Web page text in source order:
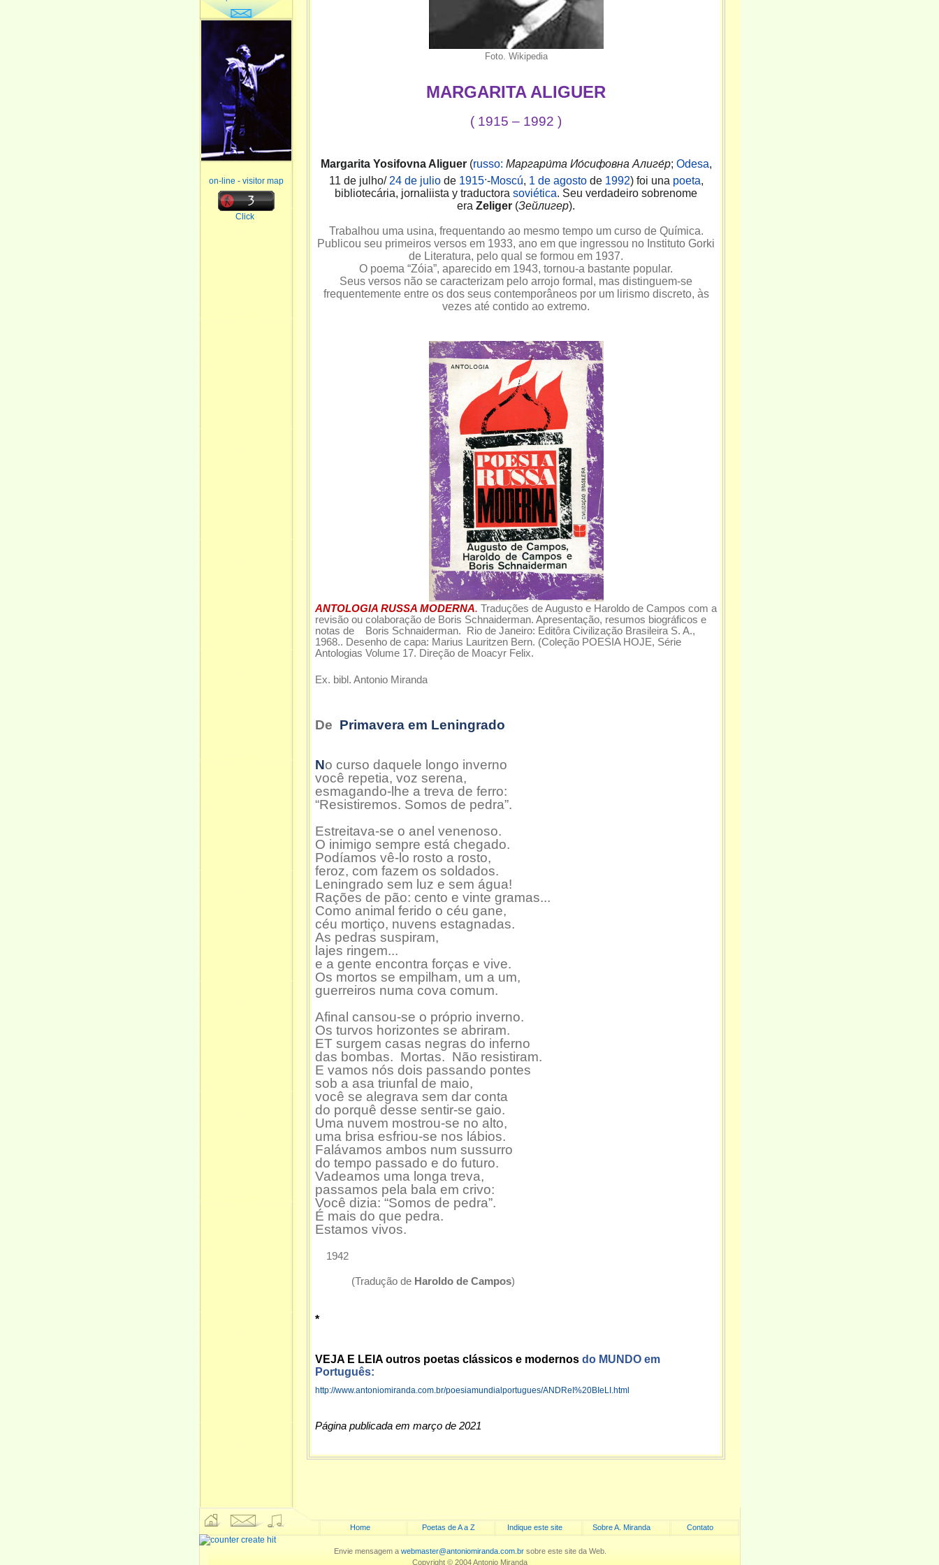
on-line - visitor map
Click
Foto. Wikipedia
MARGARITA ALIGUER
( 1915 – 1992 )
Margarita Yosifovna Aliguer(russo: Маргари́та Ио́сифовна Алиге́р; Odesa,
11 de julho/ 24 de juliode 1915.-Moscú, 1 de agostode 1992) foi una poeta,
bibliotecária, jornaliista y traductora soviética. Seu verdadeiro sobrenome
era Zeliger (Зейлигер).
Trabalhou uma usina, frequentando ao mesmo tempo um curso de Química.
Publicou seu primeiros versos em 1933, ano em que ingressou no Instituto Gorki
de Literatura, pelo qual se formou em 1937.
O poema “Zóia”, aparecido em 1943, tornou-a bastante popular.
Seus versos não se caracterizam pelo arrojo formal, mas distinguem-se
frequentemente entre os dos seus contemporâneos por um lirismo discreto, às
vezes até contido ao extremo.
ANTOLOGIA RUSSA MODERNA. Traduções de Augusto e Haroldo de Campos com a
revisão ou colaboração de Boris Schnaiderman. Apresentação, resumos biográficos e
notas de Boris Schnaiderman. Rio de Janeiro: Editôra Civilização Brasileira S. A.,
1968.. Desenho de capa: Marius Lauritzen Bern. (Coleção POESIA HOJE, Série
Antologias Volume 17. Direção de Moacyr Felix.
Ex. bibl. Antonio Miranda
De Primavera em Leningrado
No curso daquele longo inverno
você repetia, voz serena,
esmagando-lhe a treva de ferro:
“Resistiremos. Somos de pedra”.
Estreitava-se o anel venenoso.
O inimigo sempre está chegado.
Podíamos vê-lo rosto a rosto,
feroz, com fazem os soldados.
Leningrado sem luz e sem água!
Rações de pão: cento e vinte gramas...
Como animal ferido o céu gane,
céu mortiço, nuvens estagnadas.
As pedras suspiram,
lajes ringem...
e a gente encontra forças e vive.
Os mortos se empilham, um a um,
guerreiros numa cova comum.
Afinal cansou-se o próprio inverno.
Os turvos horizontes se abriram.
ET surgem casas negras do inferno
das bombas. Mortas. Não resistiram.
E vamos nós dois passando pontes
sob a asa triunfal de maio,
você se alegrava sem dar conta
do porquê desse sentir-se gaio.
Uma nuvem mostrou-se no alto,
uma brisa esfriou-se nos lábios.
Falávamos ambos num sussurro
do tempo passado e do futuro.
Vadeamos uma longa treva,
passamos pela bala em crivo:
Você dizia: “Somos de pedra”.
É mais do que pedra.
Estamos vivos.
1942
(Tradução de Haroldo de Campos)
*
VEJA E LEIA outros poetas clássicos e modernos do MUNDO em
Português:
http://www.antoniomiranda.com.br/poesiamundialportugues/ANDReI%20BIeLI.html
Página publicada em março de 2021
Home Poetas de A a Z Indique este site Sobre A. Miranda Contato
Envie mensagem a webmaster@antoniomiranda.com.brsobre este site da Web.
Copyright © 2004 Antonio Miranda